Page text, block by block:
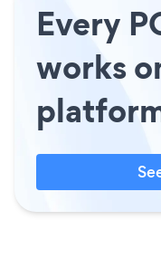
Every
works